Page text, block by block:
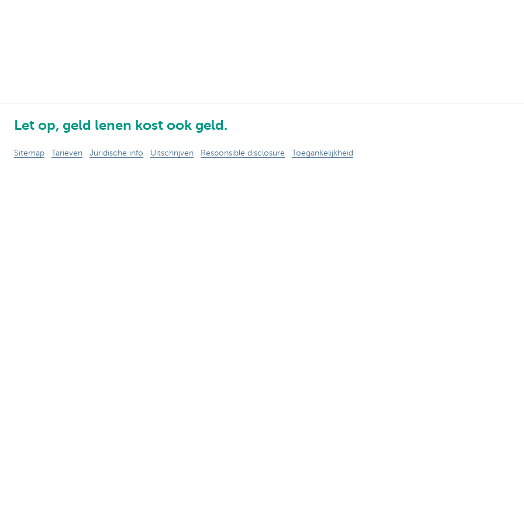
Let op, geld lenen kost ook geld.
Sitemap Tarieven Juridische info Uitschrijven Responsible disclosure Toegankelijkheid